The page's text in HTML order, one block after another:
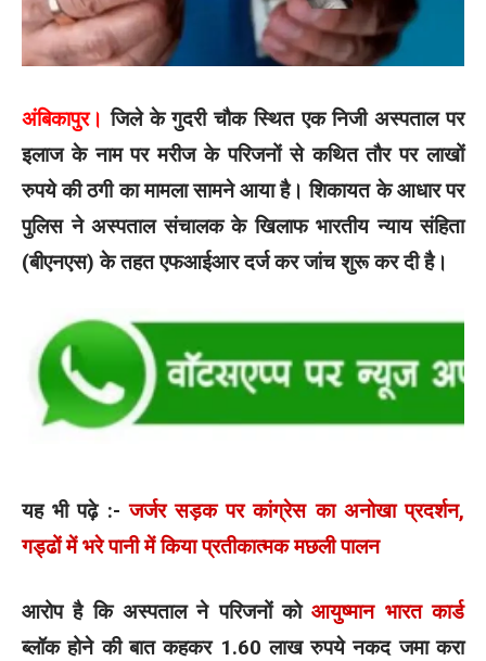
अंबिकापुर। जिले के गुदरी चौक स्थित एक निजी अस्पताल पर
इलाज के नाम पर मरीज के परिजनों से कथित तौर पर लाखों
रुपये की ठगी का मामला सामने आया है। शिकायत के आधार पर
पुलिस ने अस्पताल संचालक के खिलाफ भारतीय न्याय संहिता
(बीएनएस) के तहत एफआईआर दर्ज कर जांच शुरू कर दी है।
यह भी पढ़े :-जर्जर सड़क पर कांग्रेस का अनोखा प्रदर्शन,
गड्ढों में भरे पानी में किया प्रतीकात्मक मछली पालन
आरोप है कि अस्पताल ने परिजनों कोआयुष्मान भारत कार्ड
ब्लॉक होने की बात कहकर 1.60 लाख रुपये नकद जमा करा